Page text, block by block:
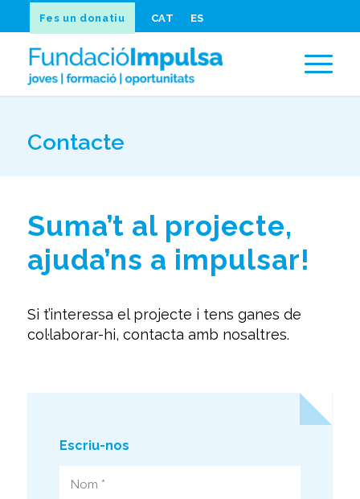
Fes un donatiu CAT ES
Contacte
Suma’t al projecte,
ajuda’ns a impulsar!
Si t’interessa el projecte i tens ganes de
col·laborar-hi, contacta amb nosaltres.
Escriu-nos